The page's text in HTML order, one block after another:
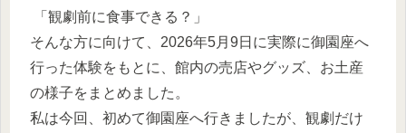
「観劇前に食事できる？」
そんな方に向けて、2026年5月9日に実際に御園座へ
行った体験をもとに、館内の売店やグッズ、お土産
の様子をまとめました。
私は今回、初めて御園座へ行きましたが、観劇だけ